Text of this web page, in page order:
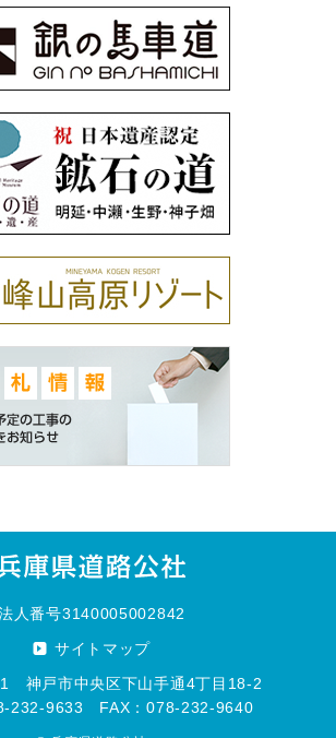
人番号3140005002842
サイトマップ
神戸市中央区下山手通4丁目18-2
232-9633 FAX：078-232-9640